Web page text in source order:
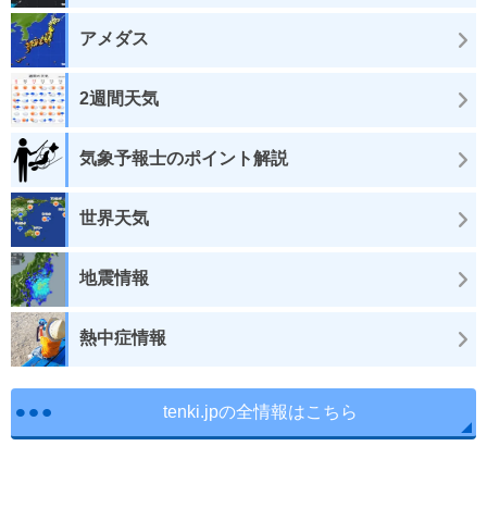
アメダス
2週間天気
気象予報士のポイント解説
世界天気
地震情報
熱中症情報
tenki.jpの全情報はこちら